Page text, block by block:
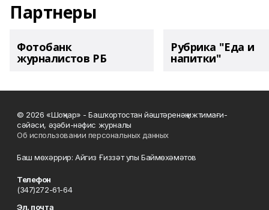
Партнеры
Фотобанк
журналистов РБ
Рубрика "Еда и
напитки"
© 2026 «Шоңҡар» - Башҡортостан йәштәренәң ижтимағи-
сәйәси, әҙәби-нәфис журналы
Об использовании персональных данных
Баш мөхәррир: Айгиз Ғиззәт улы Баймөхәмәтов
Телефон
(347)272-61-64
Эл. почта